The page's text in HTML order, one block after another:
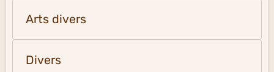
Arts divers
Divers